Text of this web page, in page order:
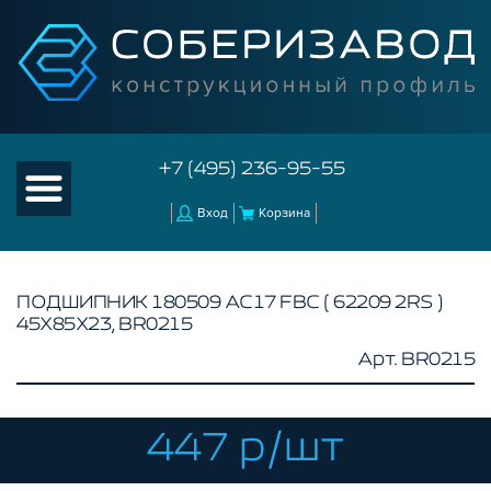
+7 (495) 236-95-55
Вход Корзина
КАТАЛОГ ТОВАРОВ
КОНСТРУКЦИОННЫЙ ПРОФИЛЬ
КОМПЛЕКТУЮЩИЕ К ЧПУ
АКСЕССУАРЫ ДЛЯ V-ПАЗА
ПОДШИПНИК 180509 АС17 FBC ( 62209 2RS )
45Х85Х23, BR0215
Арт. BR0215
447 р/шт